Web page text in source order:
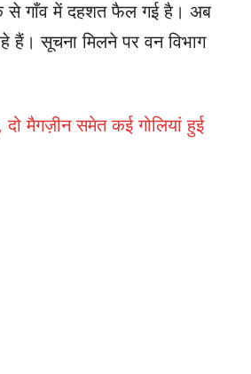
से गाँव में दहशत फैल गई है। अब
हैं। सूचना मिलने पर वन विभाग
मैगज़ीन समेत कई गोलियां हुई